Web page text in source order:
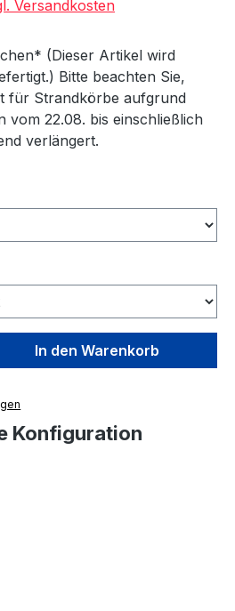
Versandkosten
(Dieser Artikel wird
Bitte beachten Sie,
für Strandkörbe aufgrund
vom 22.08. bis einschließlich
verlängert.
Gib den
In den Warenkorb
Konfiguration